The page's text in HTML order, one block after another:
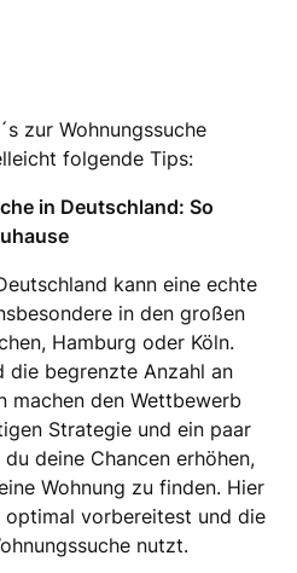
zur Wohnungssuche
folgende Tips:
in Deutschland: So
kann eine echte
in den großen
Hamburg oder Köln.
die begrenzte Anzahl an
machen den Wettbewerb
Strategie und ein paar
deine Chancen erhöhen,
Wohnung zu finden. Hier
vorbereitest und die
nutzt.